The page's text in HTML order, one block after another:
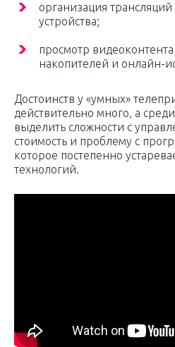
организация
устройства;
просмотр
накопителей и онлайн-
Достоинств у «умных»
действительно много, а
выделить сложности с
стоимость и проблему с
которое постепенно
технологий.